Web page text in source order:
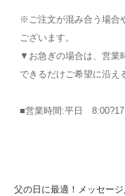
※ご注文が混み合う場合
ございます。
▼お急ぎの場合は、営業
できるだけご希望に沿え
■営業時間:平日
父の日に最適！メッセー